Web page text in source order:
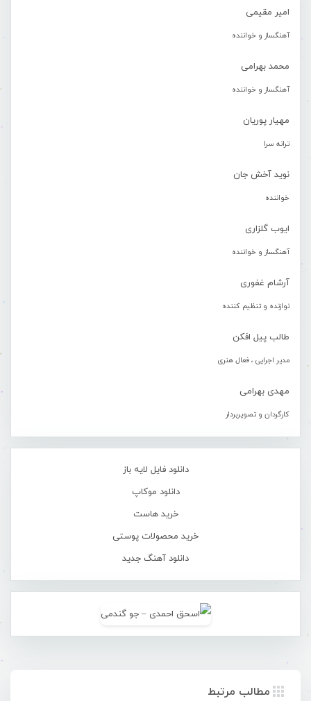
امیر مقیمی
آهنگساز و خواننده
محمد بهرامی
آهنگساز و خواننده
مهیار پوریان
ترانه سرا
نوید آخش جان
خواننده
ایوب گلزاری
آهنگساز و خواننده
آرشام غفوری
نوازنده و تنظیم کننده
طالب پیل افکن
مدیر اجرایی ، فعال هنری
مهدی بهرامی
کارگردان و تصویربردار
دانلود فایل لایه باز
دانلود موکاپ
خرید هاست
خرید محصولات پوستی
دانلود آهنگ جدید
مطالب مرتبط